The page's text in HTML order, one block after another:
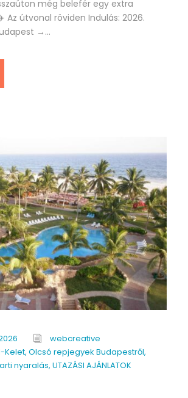
még belefér egy extra
Az útvonal röviden Indulás: 2026.
→...
webcreative
Kelet, Olcsó repjegyek Budapestről,
nyaralás, UTAZÁSI AJÁNLATOK